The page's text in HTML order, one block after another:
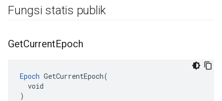
Fungsi statis publik
GetCurrentEpoch
Epoch GetCurrentEpoch(
  void
)